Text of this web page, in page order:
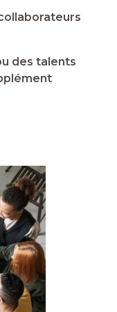
des talents